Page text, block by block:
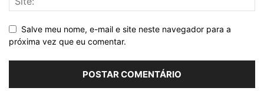
Salve meu nome, e-mail e site neste navegador para a
próxima vez que eu comentar.